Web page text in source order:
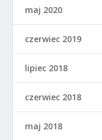
maj 2020
czerwiec 2019
lipiec 2018
czerwiec 2018
maj 2018